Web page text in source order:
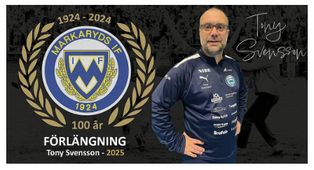
DOKUMENT
KONTAKT
MATCHDAG